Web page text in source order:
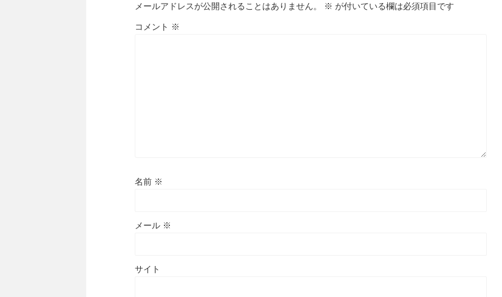
メールアドレスが公開されることはありません。 ※ が付いている欄は必須項目です
コメント ※
名前 ※
メール ※
サイト